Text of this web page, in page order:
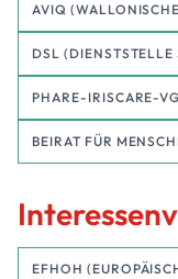
AVIQ
DSL (DIENSTSTELLE
PHARE-IRISCARE-
BEIRAT FÜR
EFHOH